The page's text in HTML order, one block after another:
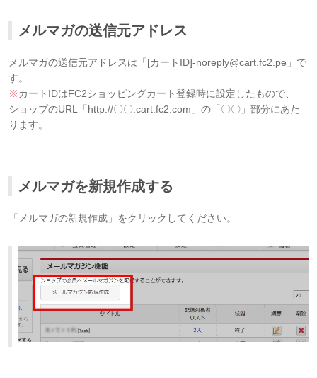
メルマガの送信元アドレス
メルマガの送信元アドレスは「[カートID]-noreply@cart.fc2.pe」で
す。
※ カートIDはFC2ショッピングカート登録時に設定したもので、
ショップのURL「http://〇〇.cart.fc2.com」の「〇〇」部分にあた
ります。
メルマガを新規作成する
「メルマガの新規作成」をクリックしてください。